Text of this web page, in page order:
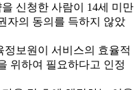
신청한 사람이 14세 미만
자의 동의를 득하지 않았
정보원이 서비스의 효율적
위하여 필요하다고 인정